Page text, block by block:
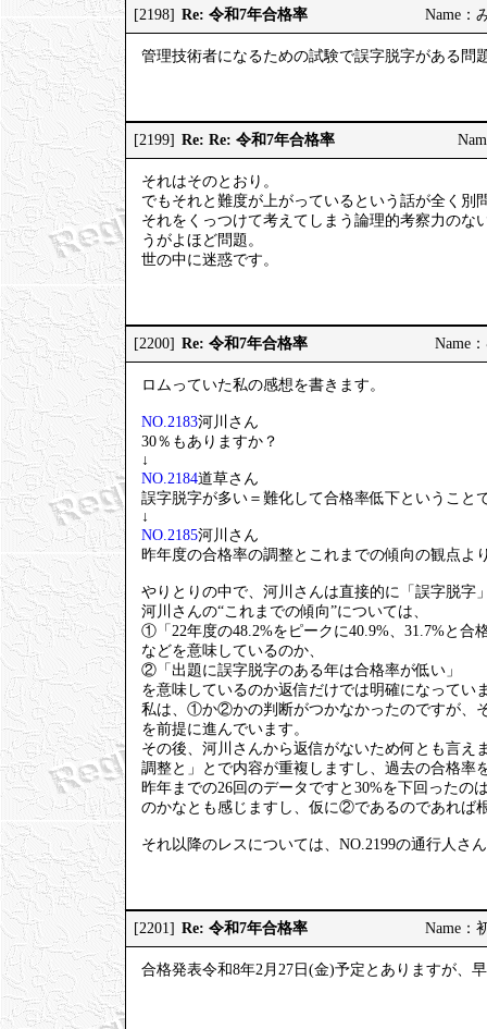
[2198] Re: 令和7年合格率 Name：
管理技術者になるための試験で誤字脱字がある問
[2199] Re: Re: 令和7年合格率
それはそのとおり。
でもそれと難度が上がっているという話が全く別
それをくっつけて考えてしまう論理的考察力の
うがよほど問題。
世の中に迷惑です。
[2200] Re: 令和7年合格率 Name
ロムっていた私の感想を書きます。
NO.2183河川さん
30％もありますか？
↓
NO.2184道草さん
誤字脱字が多い＝難化して合格率低下ということ
↓
NO.2185河川さん
昨年度の合格率の調整とこれまでの傾向の観点よ
やりとりの中で、河川さんは直接的に「誤字脱字
河川さんの“これまでの傾向”については、
①「22年度の48.2%をピークに40.9%、31.7%と合
などを意味しているのか、
②「出題に誤字脱字のある年は合格率が低い」
を意味しているのか返信だけでは明確になってい
私は、①か②かの判断がつかなかったのですが、
を前提に進んでいます。
その後、河川さんから返信がないため何とも言
調整と」とで内容が重複しますし、過去の合格率
昨年までの26回のデータですと30%を下回った
のかなとも感じますし、仮に②であるのであれば
それ以降のレスについては、NO.2199の通行人さ
[2201] Re: 令和7年合格率 Name：
合格発表令和8年2月27日(金)予定とありますが、